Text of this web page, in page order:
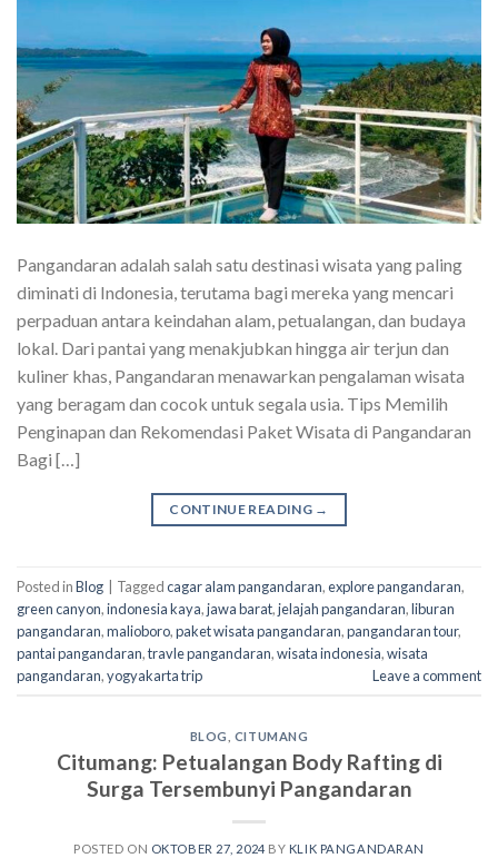
Pangandaran adalah salah satu destinasi wisata yang paling
diminati di Indonesia, terutama bagi mereka yang mencari
perpaduan antara keindahan alam, petualangan, dan budaya
lokal. Dari pantai yang menakjubkan hingga air terjun dan
kuliner khas, Pangandaran menawarkan pengalaman wisata
yang beragam dan cocok untuk segala usia. Tips Memilih
Penginapan dan Rekomendasi Paket Wisata di Pangandaran
Bagi […]
CONTINUE READING →
Posted inBlog Taggedcagar alam pangandaran,explore pangandaran,
green canyon,indonesia kaya,jawa barat,jelajah pangandaran,liburan
pangandaran,malioboro,paket wisata pangandaran,pangandaran tour,
pantai pangandaran,travle pangandaran,wisata indonesia,wisata
pangandaran,yogyakarta trip Leave a comment
BLOG CITUMANG
Citumang: Petualangan Body Rafting di
Surga Tersembunyi Pangandaran
POSTED ON OKTOBER 27, 2024 BY KLIK PANGANDARAN